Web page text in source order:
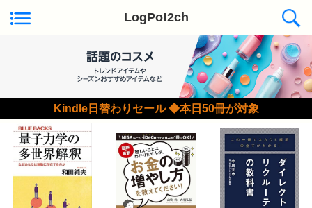
LogPo!2ch
Kindle日替わりセール ◆本日50冊が対象